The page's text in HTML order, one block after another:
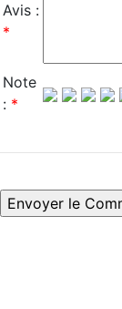
Avis :
*
Note
: *